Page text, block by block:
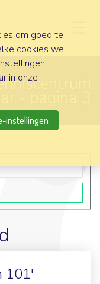
- pagina 3
101'
om goed te
cookies we
in onze
instellingen